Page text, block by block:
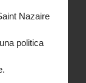
Nazaire
politica